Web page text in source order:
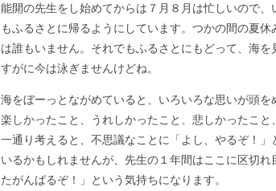
能開の先生をし始めてからは７月８月は忙しいので
もふるさとに帰るようにしています。つかの間の夏
は誰もいません。それでもふるさとにもどって、海
すがに今は泳ぎませんけどね。
海をぼーっとながめていると、いろいろな思いが頭を
楽しかったこと、うれしかったこと、悲しかったこと
一通り考えると、不思議なことに「よし、やるぞ！
いるかもしれませんが、先生の１年間はここに区切
たがんばるぞ！」という気持ちになります。